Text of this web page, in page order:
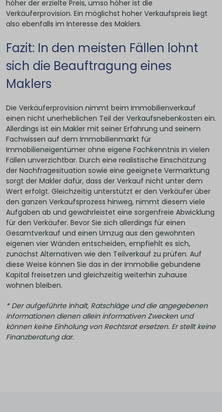
höher der erzielte Preis, umso höher ist die
Verkäuferprovision. Ein möglichst hoher Verkaufspreis liegt
also ebenfalls im Interesse des Maklers.
Fazit: In den meisten Fällen lohnt
sich die Beauftragung eines
Maklers
Die Verkäuferprovision nimmt beim Immobilienverkauf
einen nicht unerheblichen Teil der Verkaufsnebenkosten ein.
Allerdings ist ein Makler mit seiner Erfahrung und seinem
Fachwissen auf dem Immobilienmarkt für
Immobilieneigentümer ohne eigene Fachkenntnis in vielen
Fällen unverzichtbar. Durch eine realistische Einschätzung
der Nachfragesituation sowie eine geeignete Vermarktung
sorgt der Makler dafür, dass der Verkauf nicht unter dem
Wert erfolgt. Gleichzeitig unterstützt er den Verkäufer über
den ganzen Verkaufsprozess hinweg, nimmt diesem viele
Aufgaben ab und gewährleistet eine sorgenfreie Abwicklung
für den Verkäufer. Bevor Sie sich allerdings für einen
Gesamtverkauf und einen Umzug aus den gewohnten
eigenen vier Wänden entscheiden, empfiehlt es sich,
zunächst Alternativen wie den Teilverkauf zu prüfen. Auf
diese Weise können Sie das in der Immobilie gebundene
Kapital freisetzen und gleichzeitig weiterhin zuhause
wohnen bleiben.
* Der aufgeführte Inhalt, Ratschläge und die angegebenen
Informationen dienen allein informativen Zwecken und
können keine Einholung von Rechtsrat ersetzen. Er stellt keine
Finanzberatung dar.